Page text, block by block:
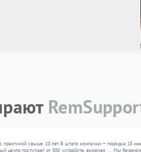
свыше 10 лет. В штате компании — порядка 18
поступает от 300 устройств, включая , , . Мы